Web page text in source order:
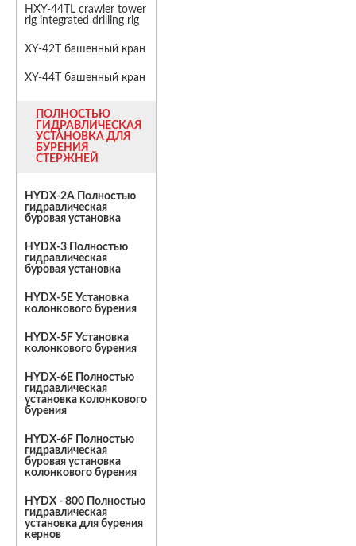
HXY-44TL crawler tower
rig integrated drilling rig
XY-42T башенный кран
XY-44T башенный кран
ПОЛНОСТЬЮ
ГИДРАВЛИЧЕСКАЯ
УСТАНОВКА ДЛЯ
БУРЕНИЯ
СТЕРЖНЕЙ
HYDX-2A Полностью
гидравлическая
буровая установка
HYDX-3 Полностью
гидравлическая
буровая установка
HYDX-5E Установка
колонкового бурения
HYDX-5F Установка
колонкового бурения
HYDX-6E Полностью
гидравлическая
установка колонкового
бурения
HYDX-6F Полностью
гидравлическая
буровая установка
колонкового бурения
HYDX - 800 Полностью
гидравлическая
установка для бурения
кернов